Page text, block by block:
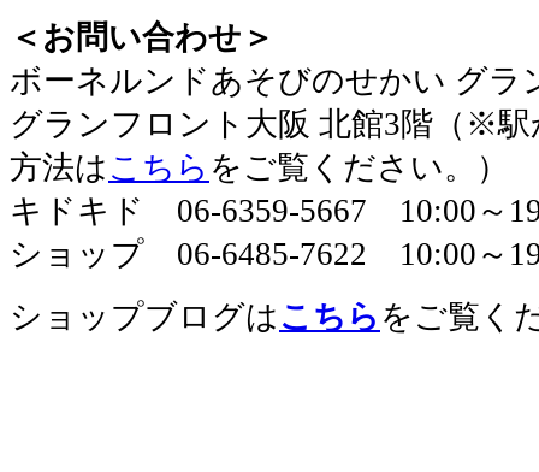
＜お問い合わせ＞
ボーネルンドあそびのせかい グラ
グランフロント大阪 北館3階（※
方法は こちら をご覧ください。）
キドキド 06-6359-5667 10:00～
ショップ 06-6485-7622 10:00～
ショップブログは こちら をご覧く